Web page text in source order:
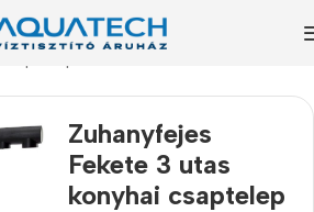
Zuhanyfejes
Fekete 3 utas
konyhai csaptelep